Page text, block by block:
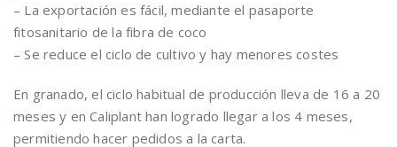
– La exportación es fácil, mediante el pasaporte
fitosanitario de la fibra de coco
– Se reduce el ciclo de cultivo y hay menores costes
En granado, el ciclo habitual de producción lleva de 16 a 20
meses y en Caliplant han logrado llegar a los 4 meses,
permitiendo hacer pedidos a la carta.